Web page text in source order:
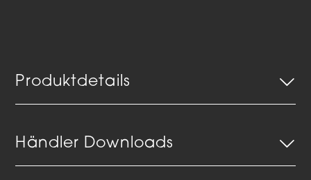
Produktdetails
Händler Downloads